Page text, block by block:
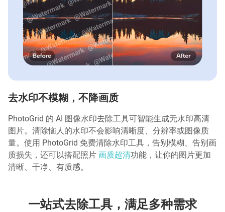
去水印不模糊，不降画质
PhotoGrid 的 AI 图像水印去除工具可智能生成无水印高清
图片。清除恼人的水印不会影响清晰度、分辨率或图像质
量。使用 PhotoGrid 免费清除水印工具，告别模糊、告别画
质损失，还可以搭配照片 画质超清功能，让你的图片更加
清晰、干净、有质感。
一站式去除工具，满足多种需求